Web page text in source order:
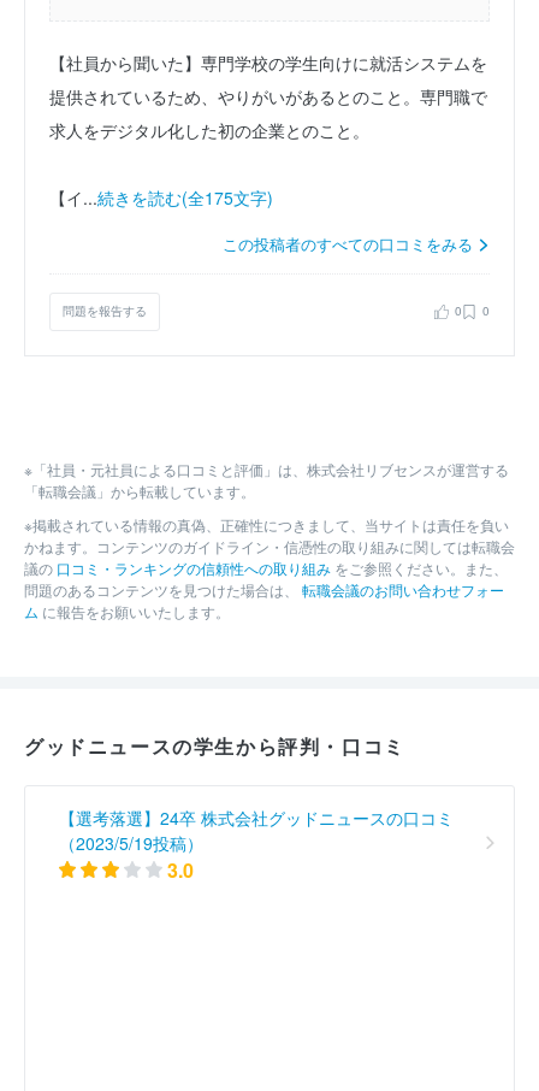
【社員から聞いた】専門学校の学生向けに就活システムを
提供されているため、やりがいがあるとのこと。専門職で
求人をデジタル化した初の企業とのこと。
【イ...続きを読む(全175文字)
この投稿者のすべての口コミをみる
問題を報告する 0 0
※「社員・元社員による口コミと評価」は、株式会社リブセンスが運営する
「転職会議」から転載しています。
※掲載されている情報の真偽、正確性につきまして、当サイトは責任を負い
かねます。コンテンツのガイドライン・信憑性の取り組みに関しては転職会
議の 口コミ・ランキングの信頼性への取り組み をご参照ください。また、
問題のあるコンテンツを見つけた場合は、 転職会議のお問い合わせフォー
ム に報告をお願いいたします。
グッドニュースの学生から評判・口コミ
【選考落選】24卒 株式会社グッドニュースの口コミ
（2023/5/19投稿）
3.0